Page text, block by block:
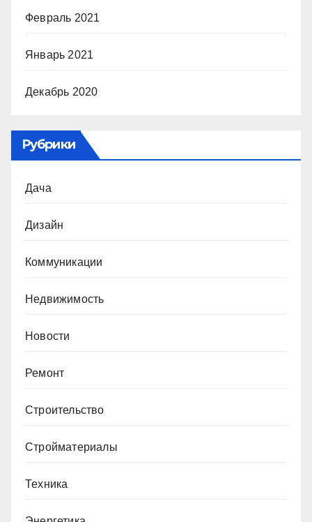
Февраль 2021
Январь 2021
Декабрь 2020
Рубрики
Дача
Дизайн
Коммуникации
Недвижимость
Новости
Ремонт
Строительство
Стройматериалы
Техника